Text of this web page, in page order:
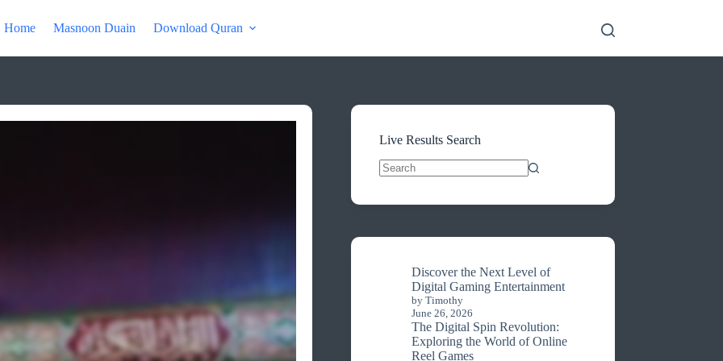
Home Masnoon Duain Download Quran
Live Results Search
Discover the Next Level of
Digital Gaming Entertainment
by Timothy
June 26, 2026
The Digital Spin Revolution:
Exploring the World of Online
Reel Games